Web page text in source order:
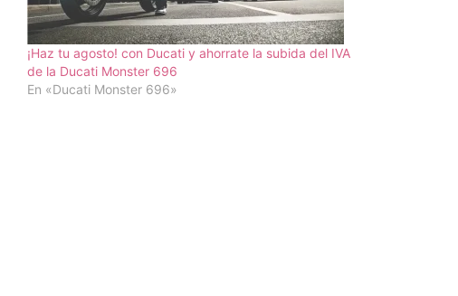
¡Haz tu agosto! con Ducati y ahorrate la subida del IVA
de la Ducati Monster 696
En «Ducati Monster 696»